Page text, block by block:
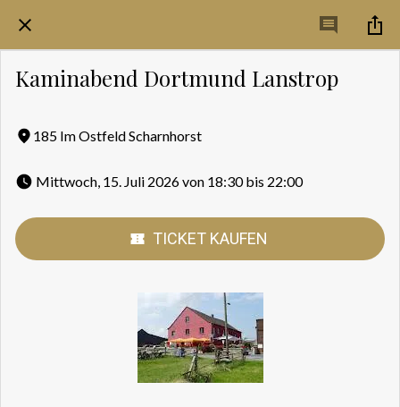
Kaminabend Dortmund Lanstrop
185 Im Ostfeld Scharnhorst
Mittwoch, 15. Juli 2026 von 18:30 bis 22:00
TICKET KAUFEN